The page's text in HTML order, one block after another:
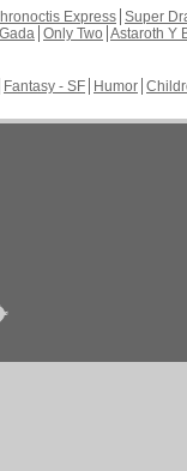
Express Super
Only Two Astaroth Y
Fantasy - SF Humor